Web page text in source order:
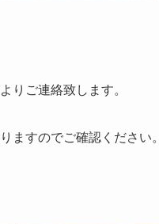
りご連絡致します。
ますのでご確認ください。